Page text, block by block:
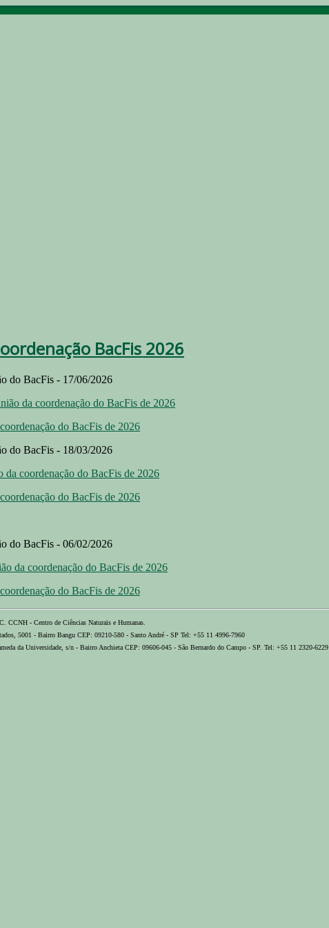
BacFis 2026
do BacFis - 17/06/2026
da coordenação do BacFis de 2026
do BacFis de 2026
do BacFis - 18/03/2026
da coordenação do BacFis de 2026
do BacFis de 2026
do BacFis - 06/02/2026
da coordenação do BacFis de 2026
do BacFis de 2026
CCNH - Centro de Ciências Naturais e Humanas.
5001 - Bairro Bangu CEP: 09210-580 - Santo André - SP Tel: +55 11 4996-7960
da Universidade, s/n - Bairro Anchieta CEP: 09606-045 - São Bernardo do Campo - SP. Tel: +55 11 2320-6229